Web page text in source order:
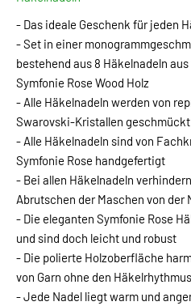
- Das ideale Geschenk für jeden
- Set in einer
bestehend aus 8 Häkelnadeln
Symfonie Rose Wood Holz
- Alle Häkelnadeln werden von
Swarovski-Kristallen geschmückt
- Alle Häkelnadeln sind von
Symfonie Rose handgefertigt
- Bei allen Häkelnadeln
Abrutschen der Maschen von der
- Die eleganten Symfonie Rose
und sind doch leicht und robust
- Die polierte Holzoberfläche
von Garn ohne den
- Jede Nadel liegt warm und